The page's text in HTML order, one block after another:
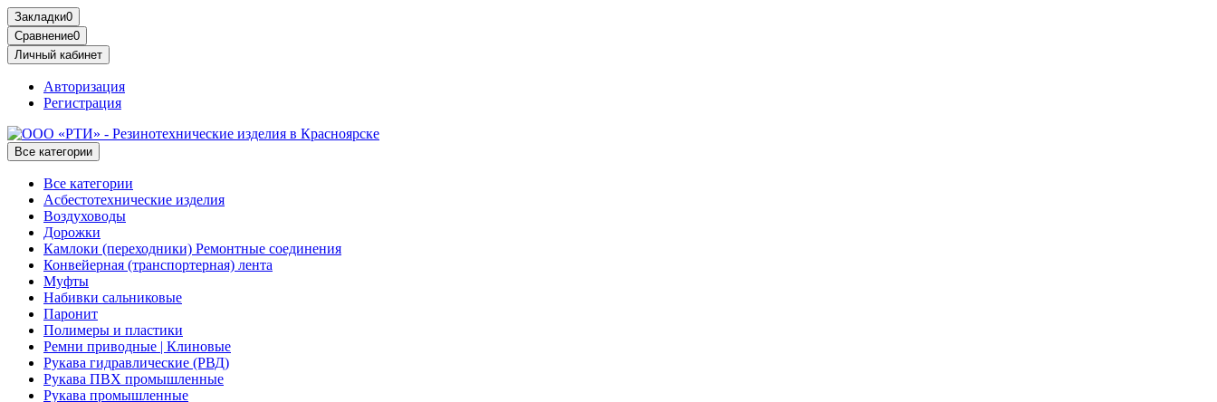
Закладки0
Сравнение0
Личный кабинет
Авторизация
Регистрация
Все категории
Все категории
Асбестотехнические изделия
Воздуховоды
Дорожки
Камлоки (переходники) Ремонтные соединения
Конвейерная (транспортерная) лента
Муфты
Набивки сальниковые
Паронит
Полимеры и пластики
Ремни приводные | Клиновые
Рукава гидравлические (РВД)
Рукава ПВХ промышленные
Рукава промышленные